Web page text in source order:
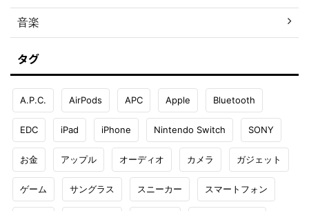
音楽
タグ
A.P.C. AirPods APC Apple Bluetooth
EDC iPad iPhone Nintendo Switch SONY
お金 アップル オーディオ カメラ ガジェット
ゲーム サングラス スニーカー スマートフォン